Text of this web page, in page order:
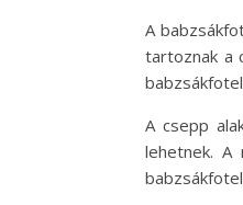
A
tartoznak a
A csepp
lehetnek. A